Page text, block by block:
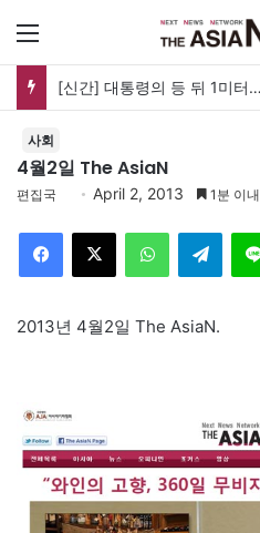
사회
4월2일 The AsiaN
편집국 April 2, 2013 1분 이내
Telegram
2013년 4월2일 The AsiaN.